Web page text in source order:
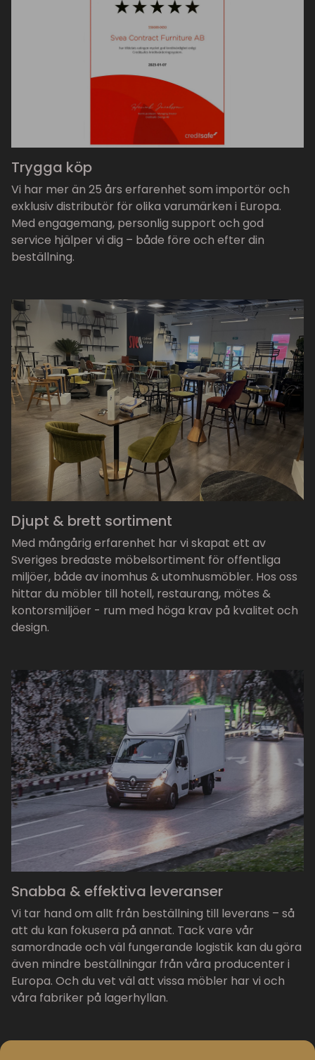
Trygga köp
Vi har mer än 25 års erfarenhet som importör och
exklusiv distributör för olika varumärken i Europa.
Med engagemang, personlig support och god
service hjälper vi dig – både före och efter din
beställning.
Djupt & brett sortiment
Med mångårig erfarenhet har vi skapat ett av
Sveriges bredaste möbelsortiment för offentliga
miljöer, både av inomhus & utomhusmöbler. Hos oss
hittar du möbler till hotell, restaurang, mötes &
kontorsmiljöer - rum med höga krav på kvalitet och
design.
Snabba & effektiva leveranser
Vi tar hand om allt från beställning till leverans – så
att du kan fokusera på annat. Tack vare vår
samordnade och väl fungerande logistik kan du göra
även mindre beställningar från våra producenter i
Europa. Och du vet väl att vissa möbler har vi och
våra fabriker på lagerhyllan.